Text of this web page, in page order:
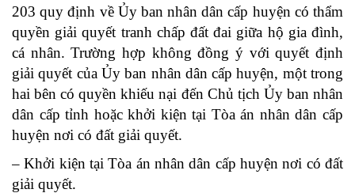
203 quy định về Ủy ban nhân dân cấp huyện có thẩm
quyền giải quyết tranh chấp đất đai giữa hộ gia đình,
cá nhân. Trường hợp không đồng ý với quyết định
giải quyết của Ủy ban nhân dân cấp huyện, một trong
hai bên có quyền khiếu nại đến Chủ tịch Ủy ban nhân
dân cấp tỉnh hoặc khởi kiện tại Tòa án nhân dân cấp
huyện nơi có đất giải quyết.
– Khởi kiện tại Tòa án nhân dân cấp huyện nơi có đất
giải quyết.